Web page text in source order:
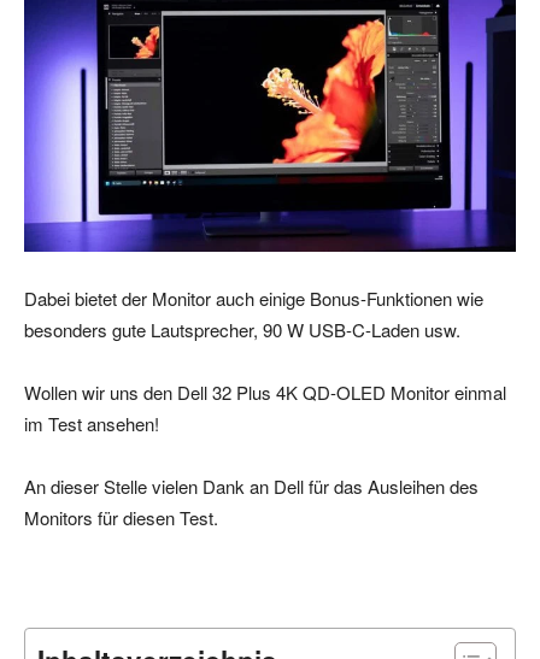
Dabei bietet der Monitor auch einige Bonus-Funktionen wie
besonders gute Lautsprecher, 90 W USB-C-Laden usw.
Wollen wir uns den Dell 32 Plus 4K QD-OLED Monitor einmal
im Test ansehen!
An dieser Stelle vielen Dank an Dell für das Ausleihen des
Monitors für diesen Test.